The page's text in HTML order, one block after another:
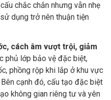
chắc chắn nhưng vẫn nhẹ
dụng trở nên thuận tiện
cách âm vượt trội, giảm
phủ lớp bảo vệ đặc biệt,
phồng rộp khi lắp ở khu vực
cạnh đó, cấu tạo đặc biệt
không gian riêng tư và yên